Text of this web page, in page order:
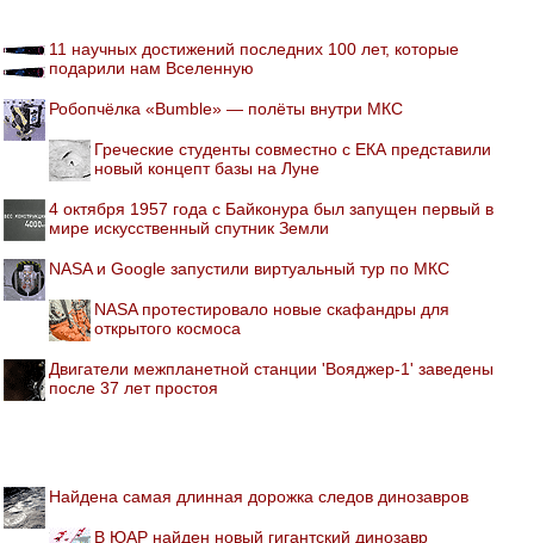
11 научных достижений последних 100 лет, которые
подарили нам Вселенную
Робопчёлка «Bumble» — полёты внутри МКС
Греческие студенты совместно с ЕКА представили
новый концепт базы на Луне
4 октября 1957 года с Байконура был запущен первый в
мире искусственный спутник Земли
NASA и Google запустили виртуальный тур по МКС
NASA протестировало новые скафандры для
открытого космоса
Двигатели межпланетной станции 'Вояджер-1' заведены
после 37 лет простоя
Найдена самая длинная дорожка следов динозавров
В ЮАР найден новый гигантский динозавр